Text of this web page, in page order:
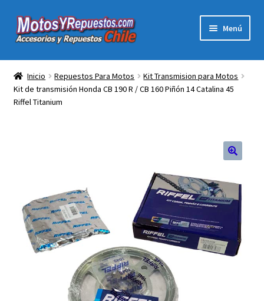
Ir
a
Ir
al
Menú
Acc y Rep Motocross Enduro
Electronica Para Motos
Herramientas Para Taller
Ropa para Motociclistas
Tienda Física Motosyrepuestos
FAQ Preguntas Frecuentes
Inicio Repuestos Para Motos
Kit Transmision para Motos
Kit de transmisión Honda CB 190 R / CB 160 Piñón 14 Catalina 45
Riffel Titanium